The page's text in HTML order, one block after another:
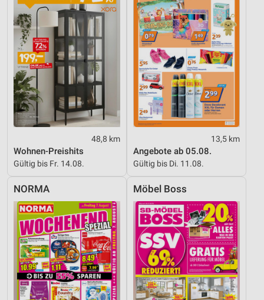
48,8 km
Wohnen-Preishits
Gültig bis Fr. 14.08.
13,5 km
Angebote ab 05.08.
Gültig bis Di. 11.08.
NORMA Möbel Boss